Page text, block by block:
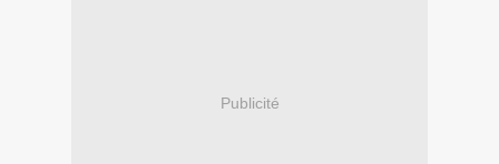
Publicité